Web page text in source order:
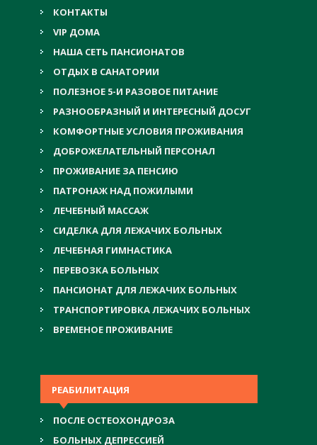
КОНТАКТЫ
VIP ДОМА
НАША СЕТЬ ПАНСИОНАТОВ
ОТДЫХ В САНАТОРИИ
ПОЛЕЗНОЕ 5-И РАЗОВОЕ ПИТАНИЕ
РАЗНООБРАЗНЫЙ И ИНТЕРЕСНЫЙ ДОСУГ
КОМФОРТНЫЕ УСЛОВИЯ ПРОЖИВАНИЯ
ДОБРОЖЕЛАТЕЛЬНЫЙ ПЕРСОНАЛ
ПРОЖИВАНИЕ ЗА ПЕНСИЮ
ПАТРОНАЖ НАД ПОЖИЛЫМИ
ЛЕЧЕБНЫЙ МАССАЖ
СИДЕЛКА ДЛЯ ЛЕЖАЧИХ БОЛЬНЫХ
ЛЕЧЕБНАЯ ГИМНАСТИКА
ПЕРЕВОЗКА БОЛЬНЫХ
ПАНСИОНАТ ДЛЯ ЛЕЖАЧИХ БОЛЬНЫХ
ТРАНСПОРТИРОВКА ЛЕЖАЧИХ БОЛЬНЫХ
ВРЕМЕНОЕ ПРОЖИВАНИЕ
РЕАБИЛИТАЦИЯ
ПОСЛЕ ОСТЕОХОНДРОЗА
БОЛЬНЫХ ДЕПРЕССИЕЙ